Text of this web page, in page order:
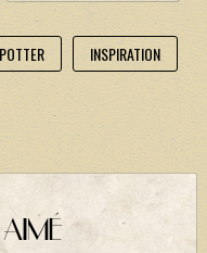
INSPIRATION